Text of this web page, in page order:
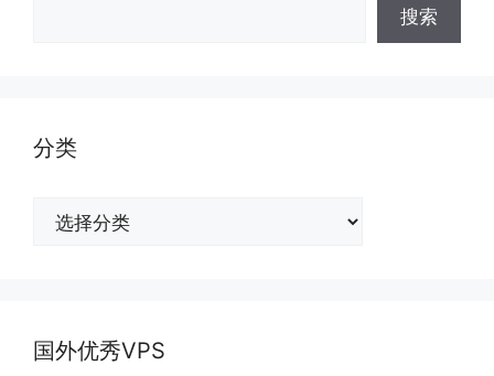
搜索
分类
国外优秀VPS